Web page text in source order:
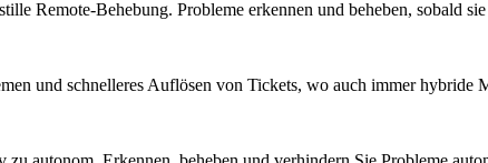
Remote-Behebung. Probleme erkennen und beheben, sobald
und schnelleres Auflösen von Tickets, wo auch immer hybride